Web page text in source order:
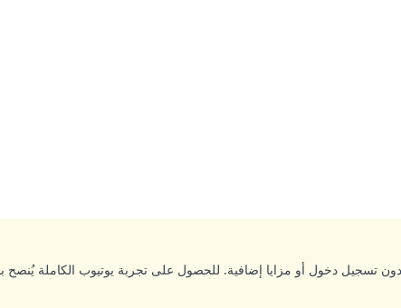
دخول أو مزايا إضافية. للحصول على تجربة يوتيوب الكاملة يُنصح